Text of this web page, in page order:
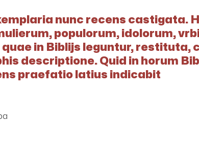
nunc recens castigata.
populorum, idolorum,
in Biblijs leguntur, restituta,
descriptione. Quid in horum
praefatio latius indicabit